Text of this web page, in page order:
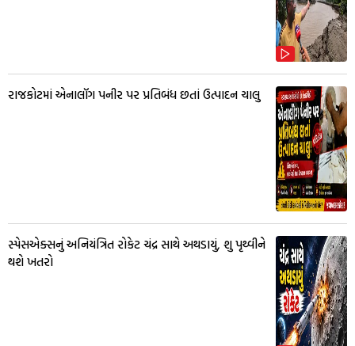
રાજકોટમાં એનાલૉગ પનીર પર પ્રતિબંધ છતાં ઉત્પાદન ચાલુ
સ્પેસએક્સનું અનિયંત્રિત રોકેટ ચંદ્ર સાથે અથડાયું, શુ પૃથ્વીને
થશે ખતરો